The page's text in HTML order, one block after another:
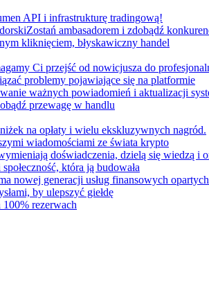
API i infrastrukturę tradingową!
Zostań ambasadorem i zdobądź
kliknięciem, błyskawiczny handel
Ci przejść od nowicjusza do
problemy pojawiające się na platformie
ważnych powiadomień i aktualizacji
przewagę w handlu
na opłaty i wielu ekskluzywnych nagród.
wiadomościami ze świata krypto
doświadczenia, dzielą się wiedzą i
która ją budowała
nowej generacji usług finansowych
by ulepszyć giełdę
100% rezerwach